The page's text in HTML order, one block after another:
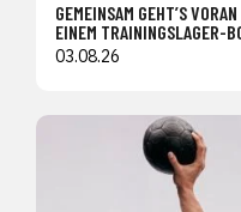
GEMEINSAM GEHT’S
EINEM TRAININGSLAGER-
03.08.26